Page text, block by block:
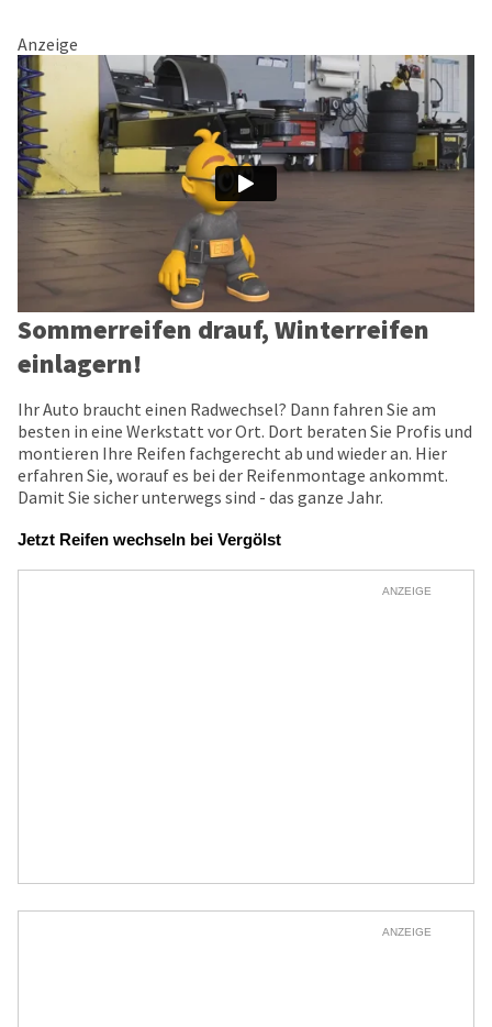
Anzeige
Sommerreifen drauf, Winterreifen
einlagern!
Ihr Auto braucht einen Radwechsel? Dann fahren Sie am
besten in eine Werkstatt vor Ort. Dort beraten Sie Profis und
montieren Ihre Reifen fachgerecht ab und wieder an. Hier
erfahren Sie, worauf es bei der Reifenmontage ankommt.
Damit Sie sicher unterwegs sind - das ganze Jahr.
Jetzt Reifen wechseln bei Vergölst
ANZEIGE
ANZEIGE